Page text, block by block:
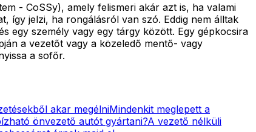
- CoSSy), amely felismeri akár azt is, ha valami
így jelzi, ha rongálásról van szó. Eddig nem álltak
egy személy vagy egy tárgy között. Egy gépkocsira
a vezetőt vagy a közeledő mentő- vagy
a sofőr.
akar megélniMindenkit meglepett a
önvezető autót gyártani?A vezető nélküli